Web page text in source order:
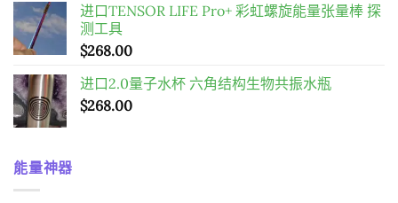
进口TENSOR LIFE Pro+ 彩虹螺旋能量张量棒 探
测工具
$268.00
进口2.0量子水杯 六角结构生物共振水瓶
$268.00
能量神器